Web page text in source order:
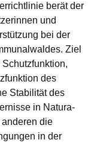
berät der
und
bei der
Ziel
des
Stabilität des
in Natura-
die
in der